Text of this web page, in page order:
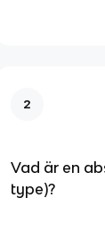
2
Vad är en
type)?